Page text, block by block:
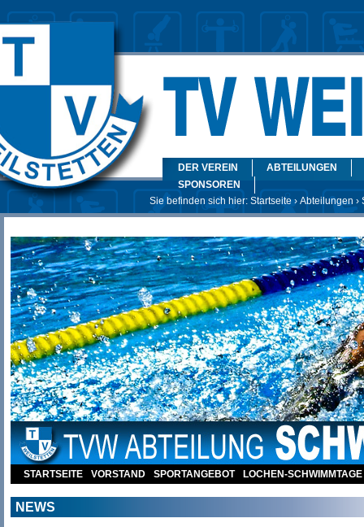
DER VEREIN
ABTEILUNGEN
SPONSOREN
Sie befinden sich hier: Startseite› Abteilungen ›
STARTSEITE VORSTAND SPORTANGEBOT LOCHEN-SCHWIMMTAGE
NEWS